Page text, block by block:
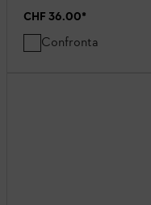
CHF 36.00*
Confronta